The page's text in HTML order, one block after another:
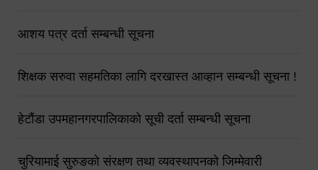
आशय पत्र दर्ता सम्बन्धी सूचना
शिक्षक सरुवा सहमतिका लागि दरखास्त आव्हान सम्बन्धी सूचना !
हेटौंडा उपमहानगरपालिकाको सूची दर्ता सम्बन्धी सूचना
चुरियामाई सुरुङको संरक्षण तथा व्यवस्थापनको जिम्मेवारी